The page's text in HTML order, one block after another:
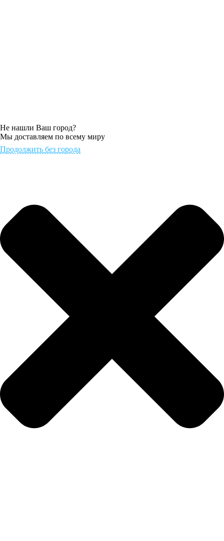
Не нашли Ваш город?
Мы доставляем по всему миру
Продолжить без города